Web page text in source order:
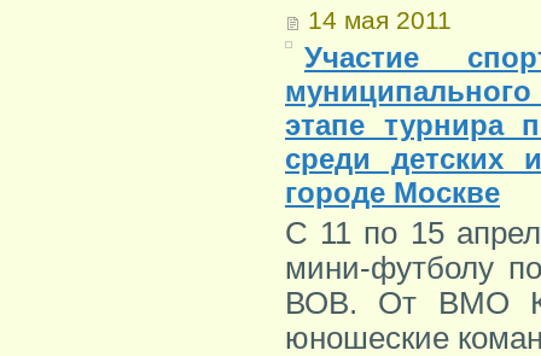
14 мая 2011
Участие
этапе турнира
среди
городе Москве
С 11 по 15
мини-футболу
ВОВ. От ВМО
юношеские